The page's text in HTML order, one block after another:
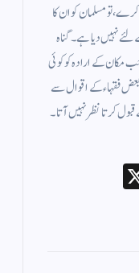
، تو مسلمان کو ان کا
نہیں دیا ہے ۔ گناہ
مکان کے ارادہ کو کوئی
فقہاء کے اقوال سے
کرتا نظر نہیں آتا ۔